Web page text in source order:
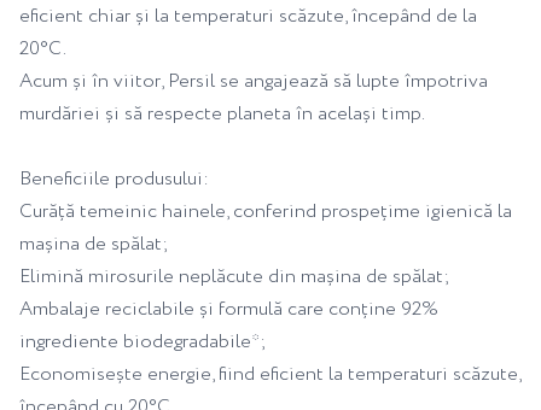
eficient chiar și la temperaturi scăzute, începând de la
20°C.
Acum și în viitor, Persil se angajează să lupte împotriva
murdăriei și să respecte planeta în același timp.
Beneficiile produsului:
Curăță temeinic hainele, conferind prospețime igienică la
mașina de spălat;
Elimină mirosurile neplăcute din mașina de spălat;
Ambalaje reciclabile și formulă care conține 92%
ingrediente biodegradabile*;
Economisește energie, fiind eficient la temperaturi scăzute,